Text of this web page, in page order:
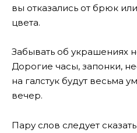
вы отказались от брюк
цвета.
Забывать об украшениях
Дорогие часы, запонки,
на галстук будут весьма
вечер.
Пару слов следует